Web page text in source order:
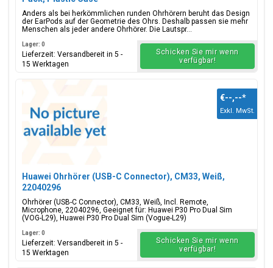
Anders als bei herkömmlichen runden Ohrhörern beruht das Design
der EarPods auf der Geometrie des Ohrs. Deshalb passen sie mehr
Menschen als jeder andere Ohrhörer. Die Lautspr...
Lager: 0
Lieferzeit: Versandbereit in 5 -
15 Werktagen
Schicken Sie mir wenn
verfügbar!
Huawei Ohrhörer (USB-C Connector), CM33, Weiß,
22040296
Ohrhörer (USB-C Connector), CM33, Weiß, Incl. Remote,
Microphone, 22040296, Geeignet für: Huawei P30 Pro Dual Sim
(VOG-L29), Huawei P30 Pro Dual Sim (Vogue-L29)
€--,--*
Exkl. MwSt.
Lager: 0
Lieferzeit: Versandbereit in 5 -
15 Werktagen
Schicken Sie mir wenn
verfügbar!